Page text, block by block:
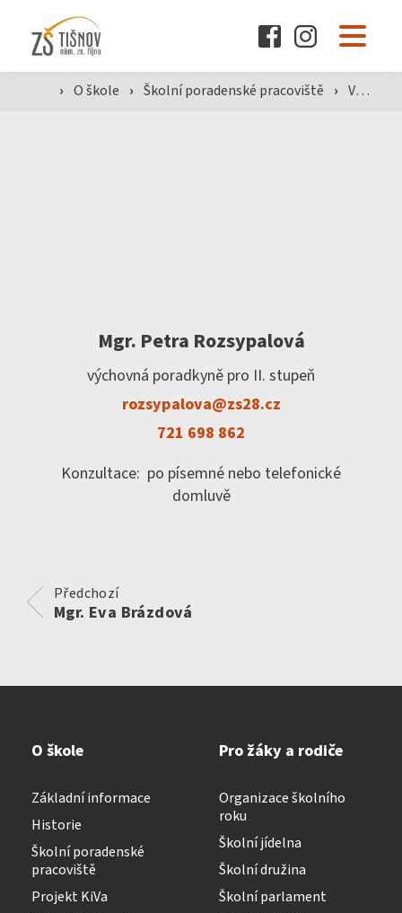
O škole
Klub přátel školy
Stravování
NNTB
› O škole › Školní poradenské pracoviště › Výchovný poradce
Mgr. Petra Rozsypalová
výchovná poradkyně pro II. stupeň
rozsypalova@zs28.cz
721 698 862
Konzultace: po písemné nebo telefonické
domluvě
Předchozí
Mgr. Eva Brázdová
O škole
Základní informace
Historie
Školní poradenské
pracoviště
Projekt KiVa
Pro žáky a rodiče
Organizace školního
roku
Školní jídelna
Školní družina
Školní parlament